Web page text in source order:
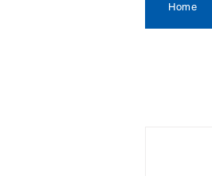
Home